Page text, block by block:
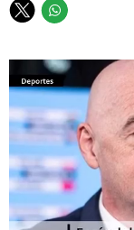
T
i
t
t
e
r
W
a
t
s
a
p
p